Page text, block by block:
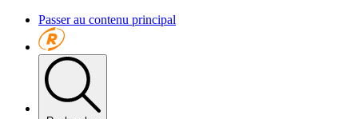
Passer au contenu principal